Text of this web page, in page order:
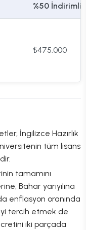
%50 İndirimli
₺475.000
İngilizce Hazırlık
tüm lisans
tamamını
Bahar yarıyılına
enflasyon oranında
tercih etmek de
iki parçada